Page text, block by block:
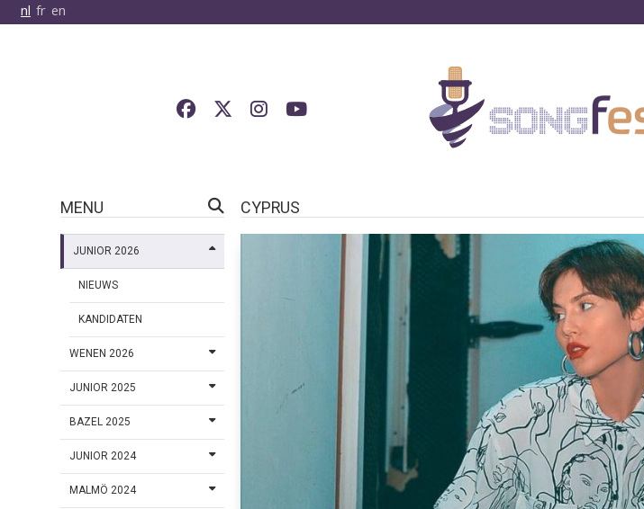
nl fr en
MENU
JUNIOR 2026
NIEUWS
KANDIDATEN
WENEN 2026
JUNIOR 2025
BAZEL 2025
JUNIOR 2024
MALMÖ 2024
CYPRUS